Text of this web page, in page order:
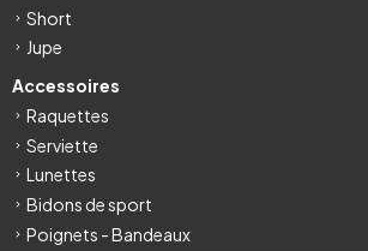
Short
Jupe
Accessoires
Raquettes
Serviette
Lunettes
Bidons de sport
Poignets - Bandeaux